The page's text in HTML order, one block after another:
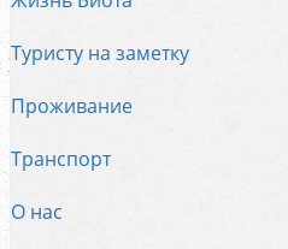
Туристу на заметку
Проживание
Транспорт
О нас